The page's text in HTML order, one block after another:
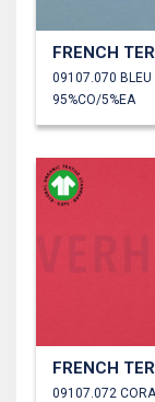
09107.070 BLEU
95%CO/5%EA